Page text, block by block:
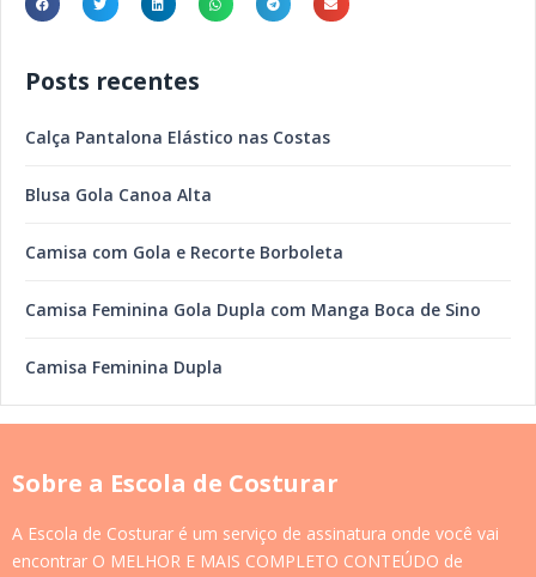
Posts recentes
Calça Pantalona Elástico nas Costas
Blusa Gola Canoa Alta
Camisa com Gola e Recorte Borboleta
Camisa Feminina Gola Dupla com Manga Boca de Sino
Camisa Feminina Dupla
Sobre a Escola de Costurar
A Escola de Costurar é um serviço de assinatura onde você vai
encontrar O MELHOR E MAIS COMPLETO CONTEÚDO de